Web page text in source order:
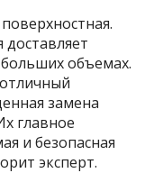
объемах.
замена
главное
и безопасная
эксперт.